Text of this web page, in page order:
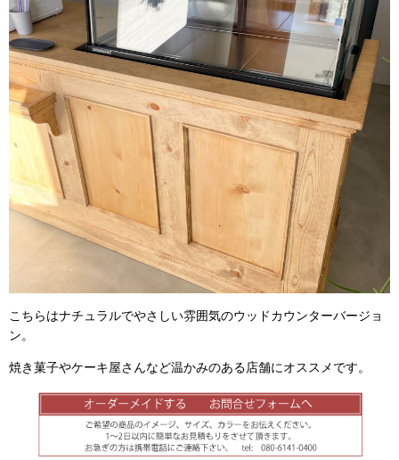
こちらはナチュラルでやさしい雰囲気のウッドカウンターバージョ
ン。
焼き菓子やケーキ屋さんなど温かみのある店舗にオススメです。